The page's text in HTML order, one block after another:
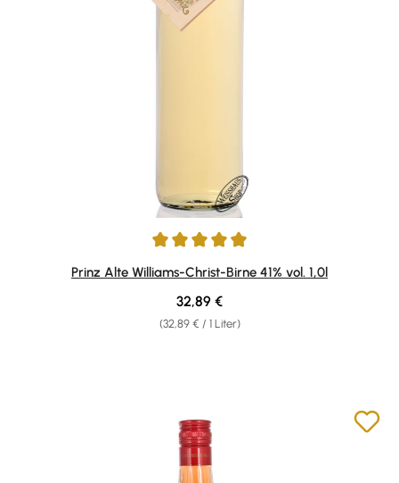
Durchschnittliche Bewertung von 4.95 von 5 Sternen
Prinz Alte Williams-Christ-Birne 41% vol. 1,0l
(32,89 € / 1 Liter)
Regulärer Preis:
32,89 €